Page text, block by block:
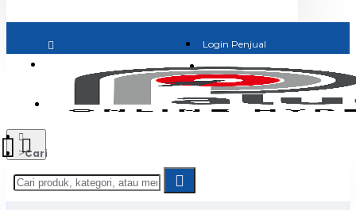
Login Penjual
Jadi Penjual
Cari